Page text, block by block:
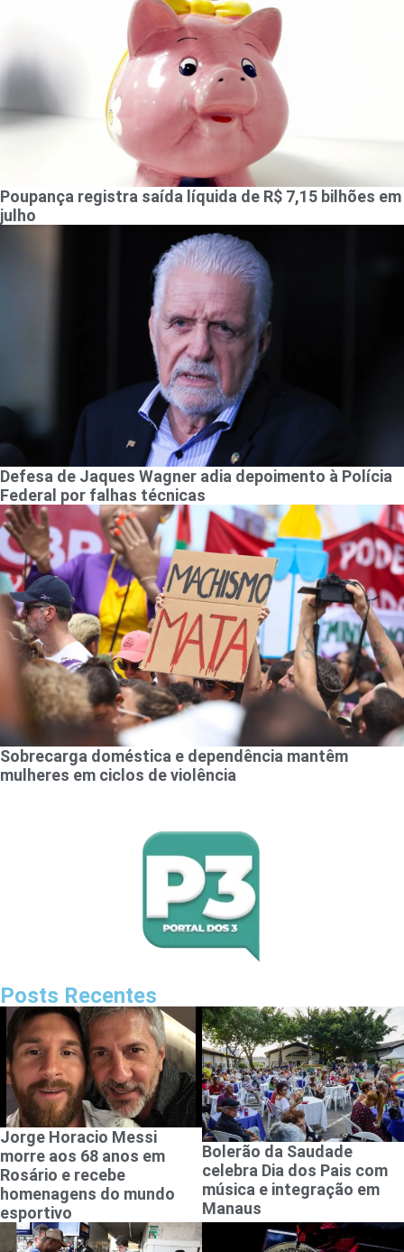
Poupança registra saída líquida de R$ 7,15 bilhões em
julho
Defesa de Jaques Wagner adia depoimento à Polícia
Federal por falhas técnicas
Sobrecarga doméstica e dependência mantêm
mulheres em ciclos de violência
Posts Recentes
Jorge Horacio Messi
morre aos 68 anos em
Rosário e recebe
homenagens do mundo
esportivo
Bolerão da Saudade
celebra Dia dos Pais com
música e integração em
Manaus